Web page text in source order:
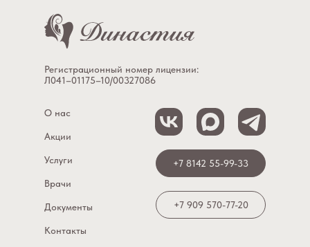
О нас
Акции
Услуги
Врачи
Документы
Контакты
Регистрационный номер лицензии:
Л041–01175–10/00327086
+7 8142 55-99-33
+7 909 570-77-20